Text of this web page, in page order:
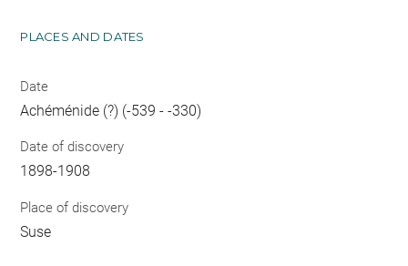
PLACES AND DATES
Date
Achéménide (?) (-539 - -330)
Date of discovery
1898-1908
Place of discovery
Suse